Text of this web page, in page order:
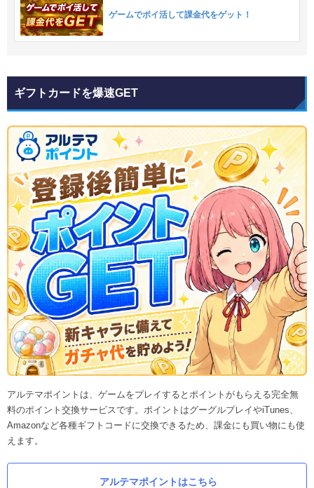
ゲームでポイ活して課金代をゲット！
ギフトカードを爆速GET
アルテマポイントは、ゲームをプレイするとポイントがもらえる完全無
料のポイント交換サービスです。ポイントはグーグルプレイやiTunes、
Amazonなど各種ギフトコードに交換できるため、課金にも買い物にも使
えます。
アルテマポイントはこちら